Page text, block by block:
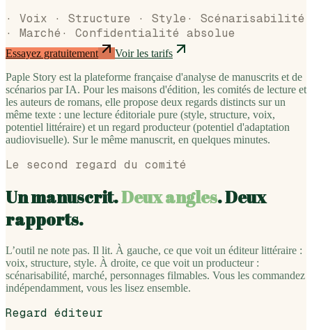
· Voix · Structure · Style· Scénarisabilité
· Marché· Confidentialité absolue
Essayez gratuitement
Voir les tarifs
Paple Story est la plateforme française d'analyse de manuscrits et de
scénarios par IA. Pour les maisons d'édition, les comités de lecture et
les auteurs de romans, elle propose deux regards distincts sur un
même texte : une lecture éditoriale pure (style, structure, voix,
potentiel littéraire) et un regard producteur (potentiel d'adaptation
audiovisuelle). Sur le même manuscrit, en quelques minutes.
Le second regard du comité
Un manuscrit.Deux angles. Deux
rapports.
L’outil ne note pas. Il lit. À gauche, ce que voit un éditeur littéraire :
voix, structure, style. À droite, ce que voit un producteur :
scénarisabilité, marché, personnages filmables. Vous les commandez
indépendamment, vous les lisez ensemble.
Regard éditeur